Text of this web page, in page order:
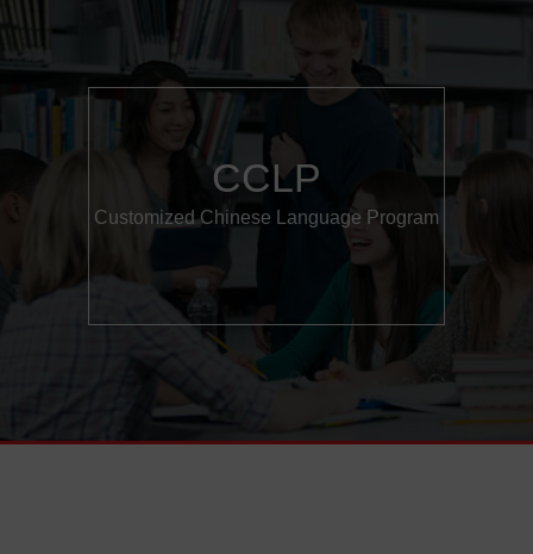
CCLP
Customized Chinese Language Program